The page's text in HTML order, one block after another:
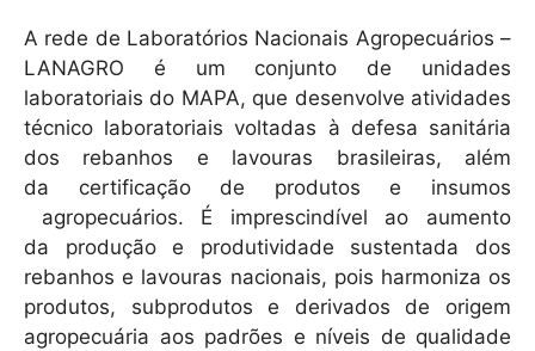
A rede de Laboratórios Nacionais Agropecuários –
LANAGRO é um conjunto de unidades
laboratoriais do MAPA, que desenvolve atividades
técnico laboratoriais voltadas à defesa sanitária
dos rebanhos e lavouras brasileiras, além
da certificação de produtos e insumos
agropecuários. É imprescindível ao aumento
da produção e produtividade sustentada dos
rebanhos e lavouras nacionais, pois harmoniza os
produtos, subprodutos e derivados de origem
agropecuária aos padrões e níveis de qualidade